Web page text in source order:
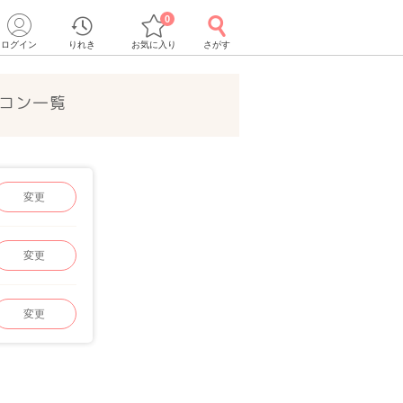
ログイン りれき お気に入り
0
さがす
ン一覧
変更
変更
変更